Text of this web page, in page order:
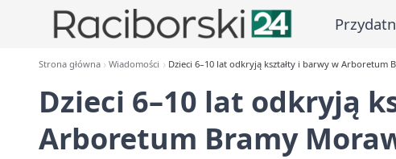
Strona główna Wiadomości Dzieci 6–10 lat odkryją kształty i barwy w Arboretum
Dzieci 6–10 lat odkryją
Arboretum Bramy